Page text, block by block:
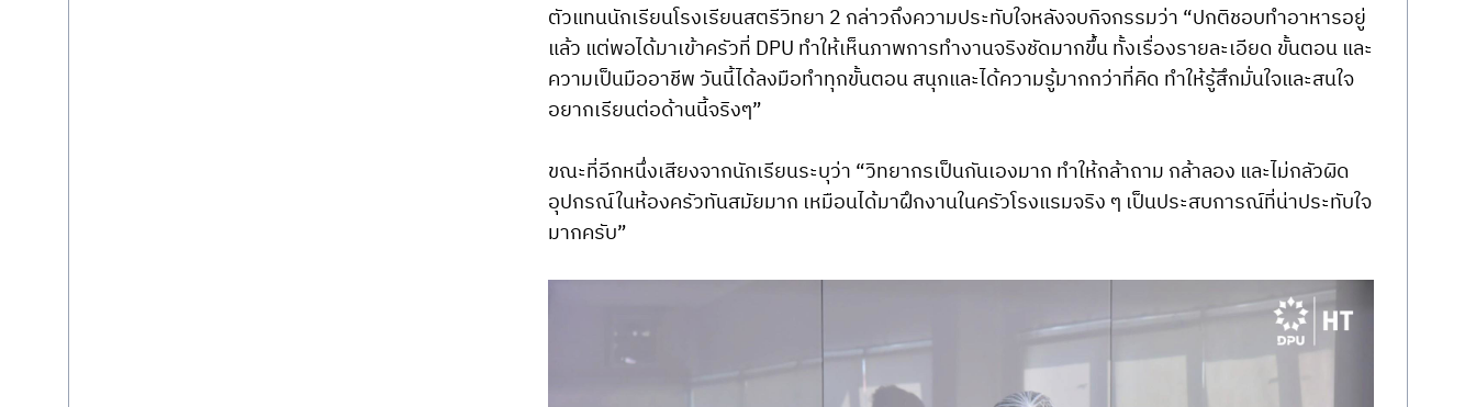
ตัวแทนนักเรียนโรงเรียนสตรีวิทยา 2 กล่าวถึงความประทับใจหลังจบกิจกรรมว่า “ปกติชอบทำอาหารอยู่
แล้ว แต่พอได้มาเข้าครัวที่ DPU ทำให้เห็นภาพการทำงานจริงชัดมากขึ้น ทั้งเรื่องรายละเอียด ขั้นตอน และ
ความเป็นมืออาชีพ วันนี้ได้ลงมือทำทุกขั้นตอน สนุกและได้ความรู้มากกว่าที่คิด ทำให้รู้สึกมั่นใจและสนใจ
อยากเรียนต่อด้านนี้จริงๆ”
ขณะที่อีกหนึ่งเสียงจากนักเรียนระบุว่า “วิทยากรเป็นกันเองมาก ทำให้กล้าถาม กล้าลอง และไม่กลัวผิด
อุปกรณ์ในห้องครัวทันสมัยมาก เหมือนได้มาฝึกงานในครัวโรงแรมจริง ๆ เป็นประสบการณ์ที่น่าประทับใจ
มากครับ”